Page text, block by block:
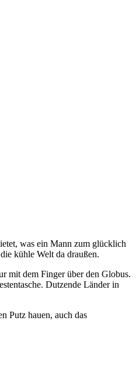
was ein Mann zum glücklich
kühle Welt da draußen.
mit dem Finger über den Globus.
Dutzende Länder in
Putz hauen, auch das